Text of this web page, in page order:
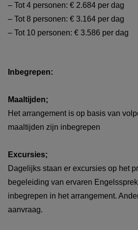
– Tot 4 personen: € 2.684 per dag
– Tot 8 personen: € 3.164 per dag
– Tot 10 personen: € 3.586 per dag
Inbegrepen:
Maaltijden;
Het arrangement is op basis van
maaltijden zijn inbegrepen
Excursies;
Dagelijks staan er excursies op het
begeleiding van ervaren
inbegrepen in het arrangement.
aanvraag.